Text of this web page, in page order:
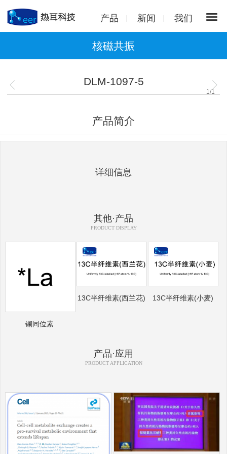
产品 新闻 我们
核磁共振
DLM-1097-5
1 /1
产品简介
详细信息
其他·产品
PRODUCT DISPLAY
镧同位素
13C半纤维素(西兰花) 13C半纤维素(小麦)
产品·应用
PRODUCT APPLICATION